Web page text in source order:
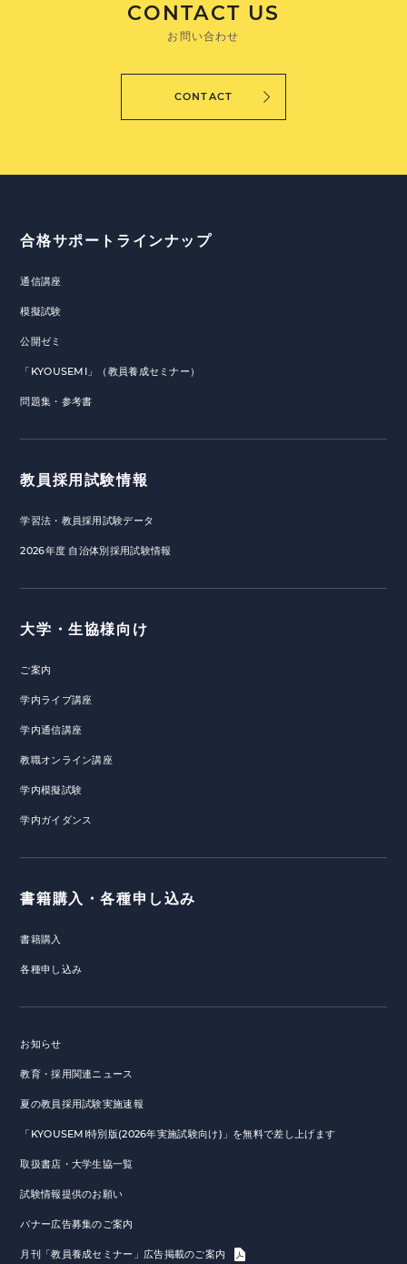
CONTACT US
お問い合わせ
CONTACT
合格サポートラインナップ
通信講座
模擬試験
公開ゼミ
「KYOUSEMI」（教員養成セミナー）
問題集・参考書
教員採用試験情報
学習法・教員採用試験データ
2026年度 自治体別採用試験情報
大学・生協様向け
ご案内
学内ライブ講座
学内通信講座
教職オンライン講座
学内模擬試験
学内ガイダンス
書籍購入・各種申し込み
書籍購入
各種申し込み
お知らせ
教育・採用関連ニュース
夏の教員採用試験実施速報
「KYOUSEMI特別版(2026年実施試験向け)」を無料で差し上げます
取扱書店・大学生協一覧
試験情報提供のお願い
バナー広告募集のご案内
月刊「教員養成セミナー」広告掲載のご案内